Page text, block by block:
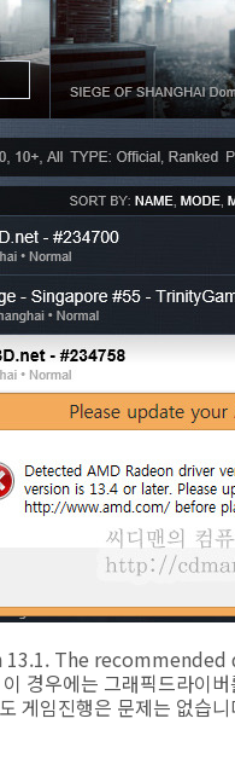
The recommended
경우에는 그래픽드라이
게임진행은 문제는 없습